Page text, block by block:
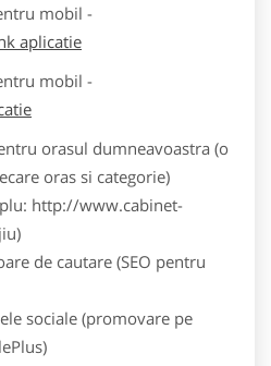
mobil -
aplicatie
mobil -
orasul dumneavoastra (o
oras si categorie)
http://www.cabinet-
de cautare (SEO pentru
sociale (promovare pe